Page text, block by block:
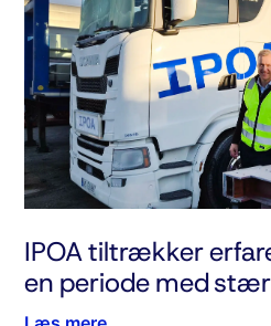
IPOA tiltrækker
en periode med